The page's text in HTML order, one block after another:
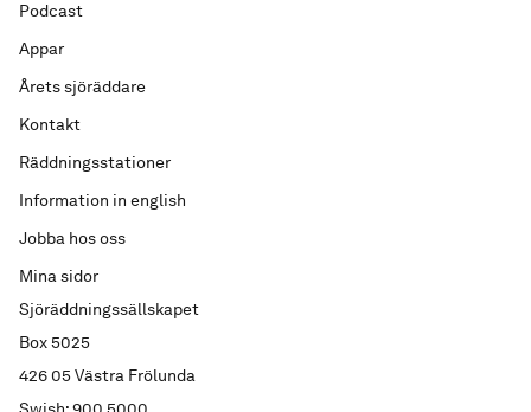
Sjöräddningssällskapet
Box 5025
426 05 Västra Frölunda
Podcast
Appar
Årets sjöräddare
Kontakt
Räddningsstationer
Information in english
Jobba hos oss
Mina sidor